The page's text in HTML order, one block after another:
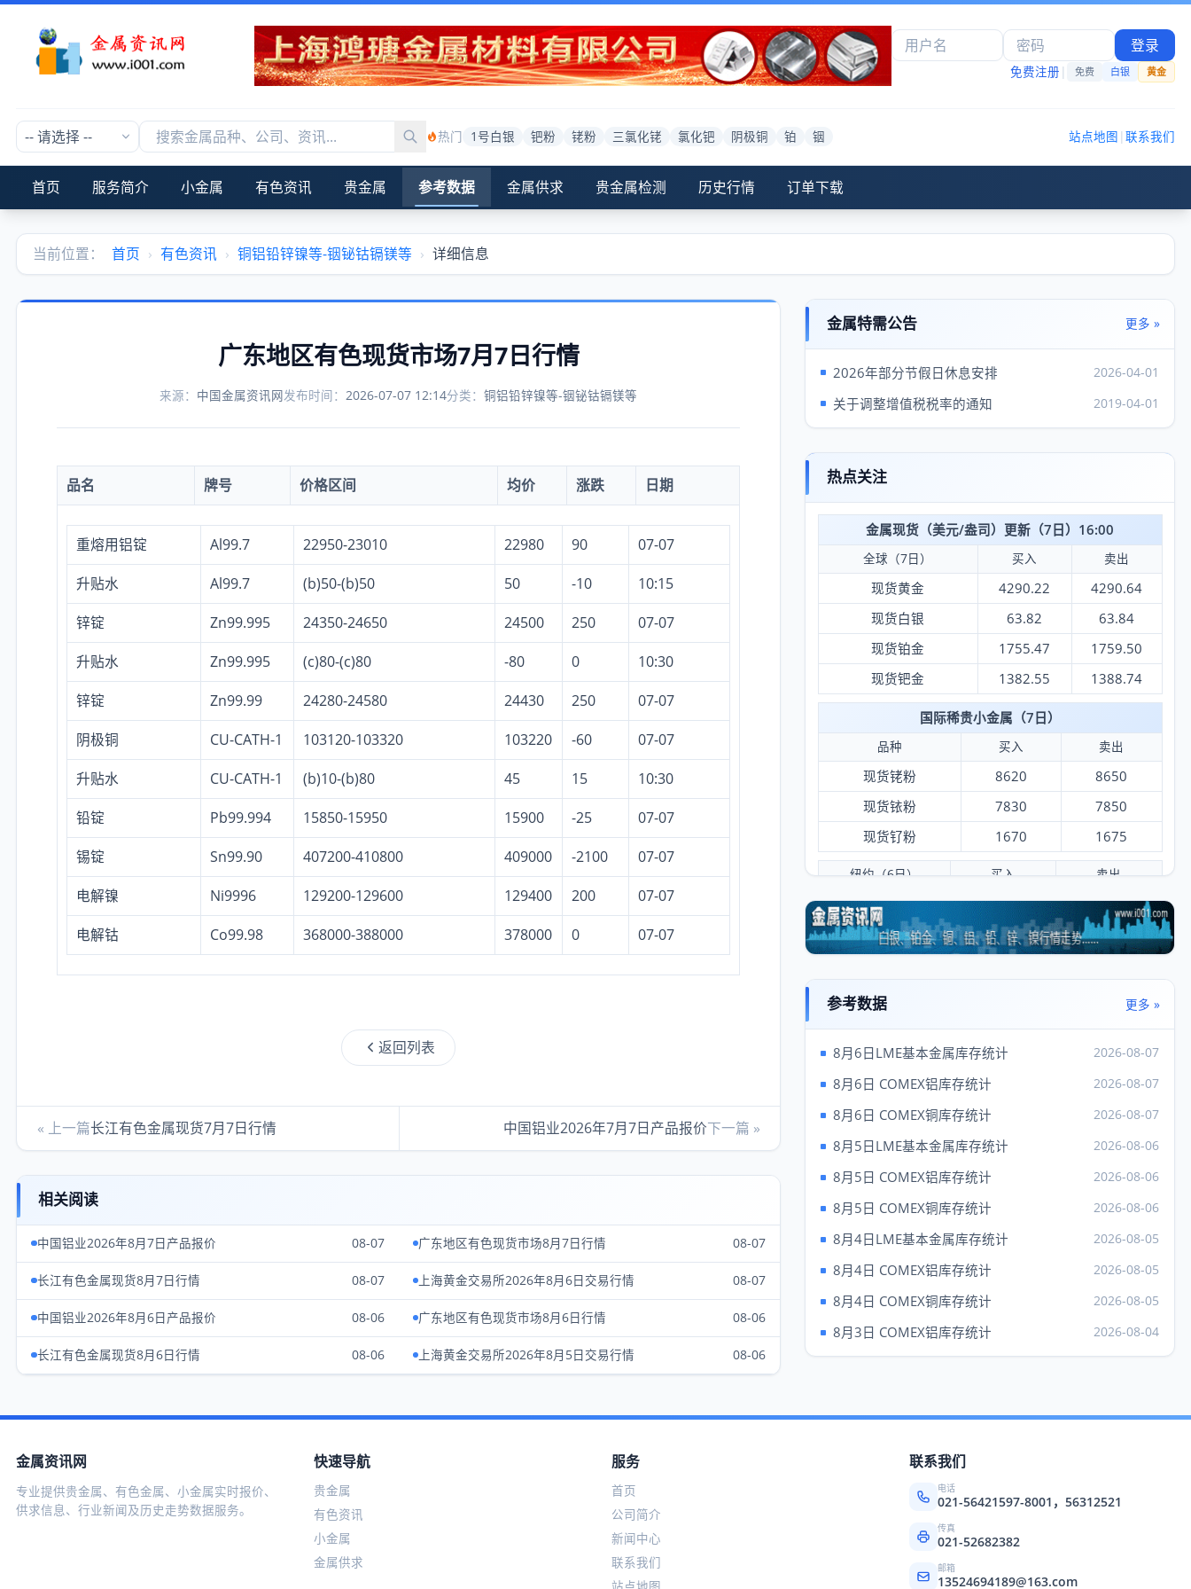
登录
免费注册 | 免费 白银 黄金
热门 1号白银 钯粉 铑粉 三氯化铑 氯化钯 阴极铜 铂 铟 站点地图 | 联系我们
首页 服务简介 小金属 有色资讯 贵金属 参考数据 金属供求 贵金属检测 历史行情 订单下载
当前位置： 首页 › 有色资讯 › 铜铝铅锌镍等-铟铋钴镉镁等 › 详细信息
广东地区有色现货市场7月7日行情
来源： 中国金属资讯网发布时间： 2026-07-07 12:14分类： 铜铝铅锌镍等-铟铋钴镉镁等
品名 牌号 价格区间 均价 涨跌 日期
重熔用铝锭 Al99.7 22950-23010 22980 90
07-07
升贴水
Al99.7 (b)50-(b)50 50 -10
10:15
锌锭
Zn99.995 24350-24650 24500 250
07-07
升贴水
Zn99.995 (c)80-(c)80 -80 0
10:30
锌锭
Zn99.99 24280-24580 24430 250
07-07
阴极铜
CU-CATH-1 103120-103320 103220 -60
07-07
升贴水
CU-CATH-1 (b)10-(b)80 45 15
10:30
铅锭
Pb99.994 15850-15950 15900 -25
07-07
锡锭
Sn99.90 407200-410800 409000 -2100
07-07
电解镍
Ni9996 129200-129600 129400 200
07-07
电解钴
Co99.98 368000-388000 378000 0 07-07
返回列表
« 上一篇长江有色金属现货7月7日行情 中国铝业2026年7月7日产品报价下一篇 »
相关阅读
中国铝业2026年8月7日产品报价 08-07 广东地区有色现货市场8月7日行情 08-07
长江有色金属现货8月7日行情 08-07 上海黄金交易所2026年8月6日交易行情 08-07
中国铝业2026年8月6日产品报价 08-06 广东地区有色现货市场8月6日行情 08-06
长江有色金属现货8月6日行情 08-06 上海黄金交易所2026年8月5日交易行情 08-06
金属特需公告 更多 »
2026年部分节假日休息安排 2026-04-01
关于调整增值税税率的通知 2019-04-01
热点关注
金属现货（美元/盎司）更新（7日）16:00
全球（7日） 买入 卖出
现货黄金 4290.22
4290.64
现货白银
63.82
63.84
现货铂金
1755.47
1759.50
现货钯金
1382.55 1388.74
国际稀贵小金属（7日）
品种 买入 卖出
现货铑粉 8620
8650
现货铱粉
7830
7850
现货钌粉
1670 1675
纽约（6日） 买入 卖出
黄金 4250.90
4252.90
白银
61.54
61.79
钯
8250.00 9250.00
上海黄金 元/克（7日）
品种 Au99.95 Au99.99
成交 932.50
932.50
最低
923.00
918.00
品种 上海铂金（7日）
437.27
438.68
参考数据 更多 »
8月6日LME基本金属库存统计 2026-08-07
8月6日 COMEX铝库存统计 2026-08-07
8月6日 COMEX铜库存统计 2026-08-07
8月5日LME基本金属库存统计 2026-08-06
8月5日 COMEX铝库存统计 2026-08-06
8月5日 COMEX铜库存统计 2026-08-06
8月4日LME基本金属库存统计 2026-08-05
8月4日 COMEX铝库存统计 2026-08-05
8月4日 COMEX铜库存统计 2026-08-05
8月3日 COMEX铝库存统计 2026-08-04
金属资讯网
专业提供贵金属、有色金属、小金属实时报价、
供求信息、行业新闻及历史走势数据服务。
快速导航
贵金属
有色资讯
小金属
金属供求
服务
首页
公司简介
新闻中心
联系我们
联系我们
电话
021-56421597-8001，56312521
传真
021-52682382
邮箱
13524694189@163.com